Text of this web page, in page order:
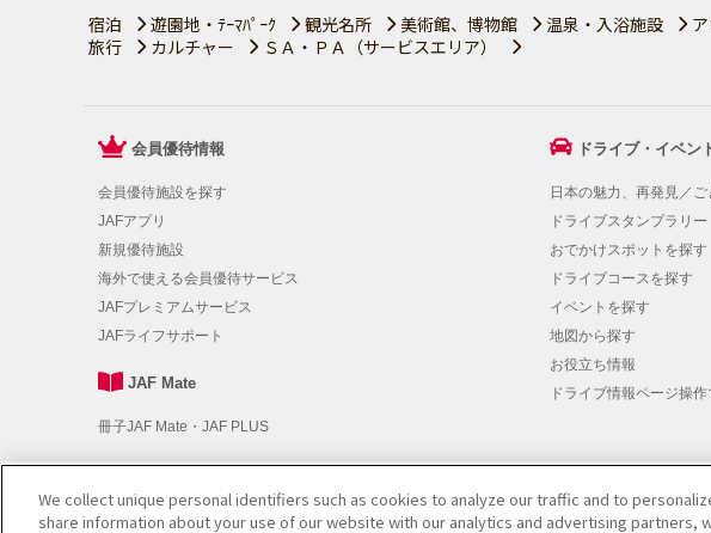
宿泊 遊園地・ﾃｰﾏﾊﾟｰｸ 観光名所 美術館、博物館 温泉・入浴施設
旅行
カルチャー ＳＡ・ＰＡ（サービスエリア）
会員優待情報
会員優待施設を探す
JAFアプリ
新規優待施設
海外で使える会員優待サービス
JAFプレミアムサービス
JAFライフサポート
JAF Mate
冊子JAF Mate・JAF PLUS
ドライブ・イベン
日本の魅力、再発見／
ドライブスタンプラリー
おでかけスポットを探す
ドライブコースを探す
イベントを探す
地図から探す
お役立ち情報
ドライブ情報ページ操
利用規約 | 個人情報の取り扱いについて | 会員優待サービスの提携をご検討の方へ | JAF
We collect unique personal identifiers such as cookies to analyze our traffic and to
share information about your use of our website with our analytics and advertising partners,